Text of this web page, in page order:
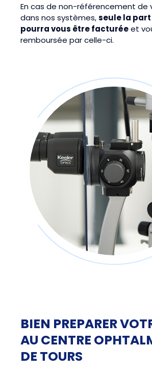
En cas de non-référencement de
dans nos systèmes,seule la
pourra vous être facturéeet
remboursée par celle-ci.
BIEN PREPARER
AU CENTRE
DE TOURS